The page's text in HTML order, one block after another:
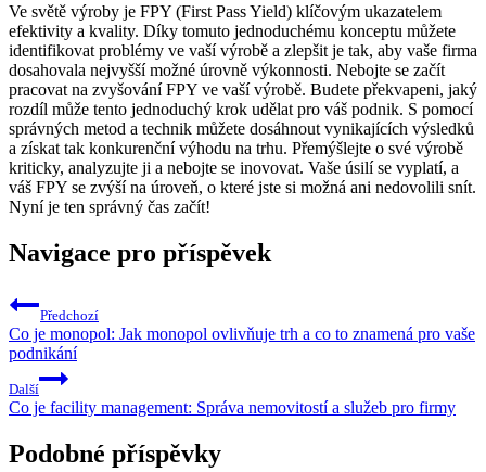
Ve světě výroby je FPY (First Pass Yield) klíčovým ukazatelem
efektivity a kvality. Díky tomuto jednoduchému konceptu můžete
identifikovat problémy ve vaší výrobě a zlepšit je tak, aby vaše firma
dosahovala nejvyšší možné úrovně výkonnosti. Nebojte se začít
pracovat na zvyšování FPY ve vaší výrobě. Budete překvapeni, jaký
rozdíl může tento jednoduchý krok udělat pro váš podnik. S pomocí
správných metod a technik můžete dosáhnout vynikajících výsledků
a získat tak konkurenční výhodu na trhu. Přemýšlejte o své výrobě
kriticky, analyzujte ji a nebojte se inovovat. Vaše úsilí se vyplatí, a
váš FPY se zvýší na úroveň, o které jste si možná ani nedovolili snít.
Nyní je ten správný čas začít!
Navigace pro příspěvek
Předchozí
Co je monopol: Jak monopol ovlivňuje trh a co to znamená pro vaše
podnikání
Další
Co je facility management: Správa nemovitostí a služeb pro firmy
Podobné příspěvky